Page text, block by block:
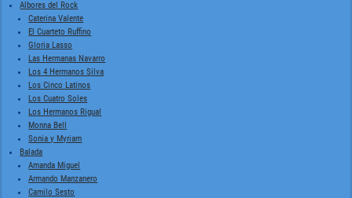
Albores del Rock
Caterina Valente
El Cuarteto Ruffino
Gloria Lasso
Las Hermanas Navarro
Los 4 Hermanos Silva
Los Cinco Latinos
Los Cuatro Soles
Los Hermanos Rigual
Monna Bell
Sonia y Myriam
Balada
Amanda Miguel
Armando Manzanero
Camilo Sesto